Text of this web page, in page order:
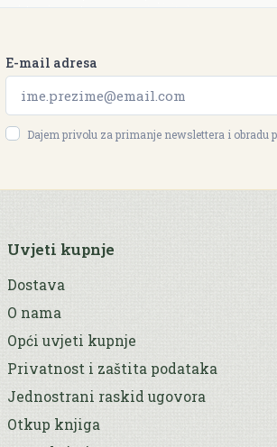
E-mail adresa
Dajem privolu za primanje newslettera i obradu
Uvjeti kupnje
Dostava
O nama
Opći uvjeti kupnje
Privatnost i zaštita podataka
Jednostrani raskid ugovora
Otkup knjiga